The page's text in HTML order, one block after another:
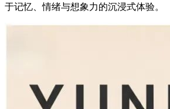
于记忆、情绪与想象力的沉浸式体验。